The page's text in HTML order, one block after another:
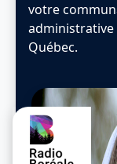
votre
administrative
Québec.